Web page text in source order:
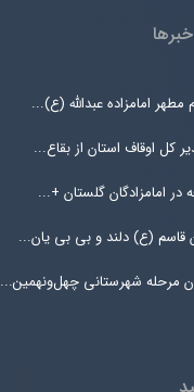
مطهر امامزاده عبدالله (ع)...
کل اوقاف استان از بقاع...
در امامزادگان گلستان +...
قاسم (ع) دلند و بی بی یان...
مرحله شهرستانی چهل‌ونهمین...